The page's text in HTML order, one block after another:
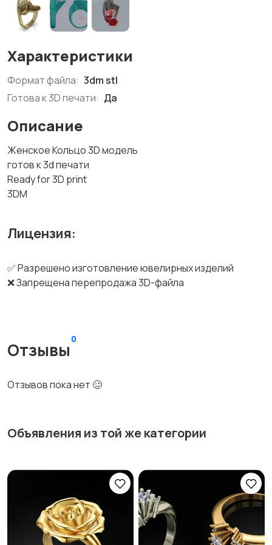
Характеристики
Формат файла: 3dm stl
Готова к 3D печати: Да
Описание
Женское Кольцо 3D модель
готов к 3d печати
Ready for 3D print
3DM
Лицензия:
✅ Разрешено изготовление ювелирных изделий
❌ Запрещена перепродажа 3D-файла
Отзывы
0
Отзывов пока нет 🥴
Объявления из той же категории